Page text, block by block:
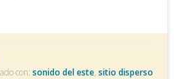
con: sonido del este, sitio disperso